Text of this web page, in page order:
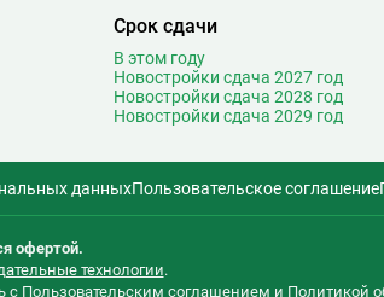
27
19
17
27
проспект
Срок сдачи
В этом году
Новостройки сдача 2027 год
Новостройки сдача 2028 год
Новостройки сдача 2029 год
данныхПользовательское соглашение
офертой.
технологии.
с Пользовательским соглашением и Политикой